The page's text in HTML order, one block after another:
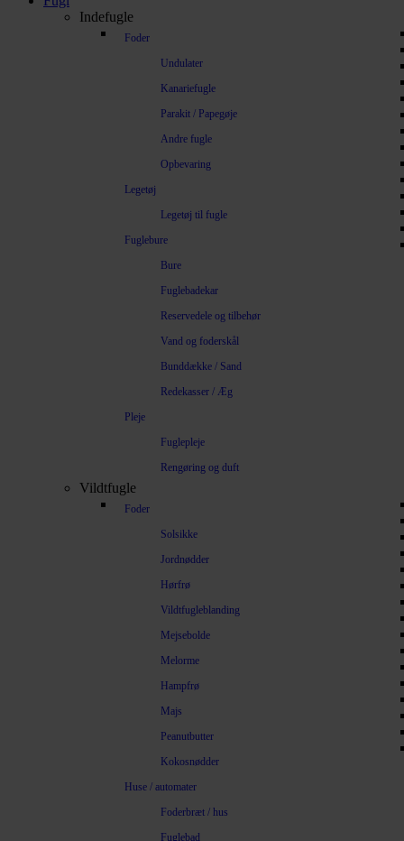
Indefugle
Foder
Undulater
Kanariefugle
Parakit / Papegøje
Andre fugle
Opbevaring
Legetøj
Legetøj til fugle
Fuglebure
Bure
Fuglebadekar
Reservedele og tilbehør
Vand og foderskål
Bunddække / Sand
Redekasser / Æg
Pleje
Fuglepleje
Rengøring og duft
Vildtfugle
Foder
Solsikke
Jordnødder
Hørfrø
Vildtfugleblanding
Mejsebolde
Melorme
Hampfrø
Majs
Peanutbutter
Kokosnødder
Huse / automater
Foderbræt / hus
Fuglebad